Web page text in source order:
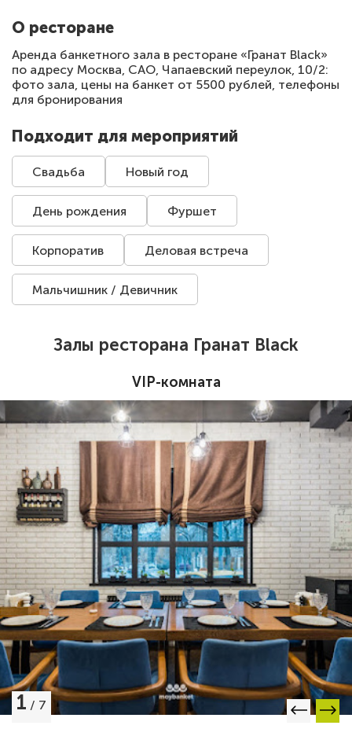
О ресторане
Аренда банкетного зала в ресторане «Гранат Black»
по адресу Москва, САО, Чапаевский переулок, 10/2:
фото зала, цены на банкет от 5500 рублей, телефоны
для бронирования
Подходит для мероприятий
Свадьба Новый год
День рождения Фуршет
Корпоратив Деловая встреча
Мальчишник / Девичник
Залы ресторана Гранат Black
VIP-комната
1 / 7